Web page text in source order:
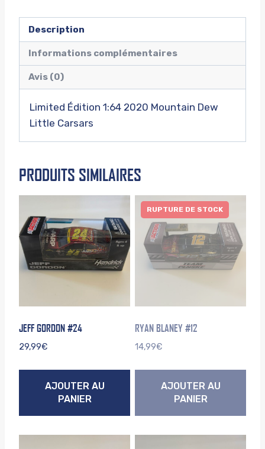
Description
Informations complémentaires
Avis (0)
Limited Édition 1:64 2020 Mountain Dew
Little Carsars
PRODUITS SIMILAIRES
JEFF GORDON #24
29,99€
AJOUTER AU
PANIER
RUPTURE DE STOCK
RYAN BLANEY #12
14,99€
AJOUTER AU
PANIER